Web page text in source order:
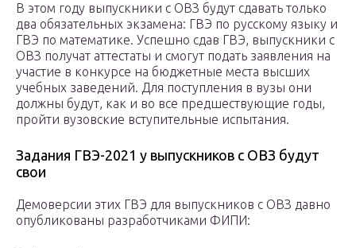
В этом году выпускники с ОВЗ будут сдавать только
два обязательных экзамена: ГВЭ по русскому языку и
ГВЭ по математике. Успешно сдав ГВЭ, выпускники с
ОВЗ получат аттестаты и смогут подать заявления на
участие в конкурсе на бюджетные места высших
учебных заведений. Для поступления в вузы они
должны будут, как и во все предшествующие годы,
пройти вузовские вступительные испытания.
Задания ГВЭ-2021 у выпускников с ОВЗ будут
свои
Демоверсии этих ГВЭ для выпускников с ОВЗ давно
опубликованы разработчиками ФИПИ: